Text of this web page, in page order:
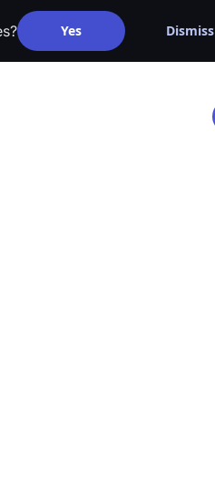
Yes Dismiss